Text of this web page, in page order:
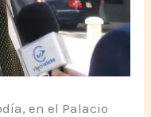
en el Palacio